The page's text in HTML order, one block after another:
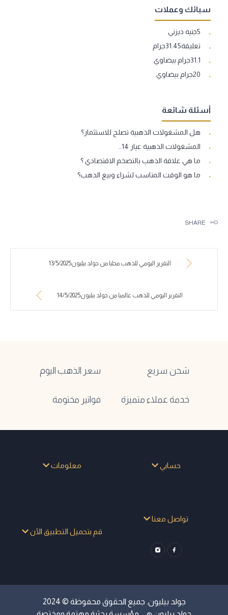
سبائك وعملات
5جنيه ديزني
تعليقة31.45جرام
31.1جرام بيضاوي
20جرام بيضاوي
أسئلة شائعة
هل المشغولات الذهبية تصلح للاستثمار؟
المشغولات الذهبية عيار 14..
ما هي علاقة الذهب بالتضخم الاقتصادي ؟
ما هو الوقت المناسب لشراء وبيع الذهب؟
SHARE
التقرير اليومي للذهب محليا من جولد بيليون13/5/2025
التقرير اليومي للذهب عالميا من جولد بيليون14/5/2025
شحن سريع سعر الذهب اليوم
خدمة عملاء متميزة فواتير مختومة
حسابي معلومات
تواصل معنا
قم بتحميل التطبيق الآن
جولد بيليون. جميع الحقوق محفوظة © 2024